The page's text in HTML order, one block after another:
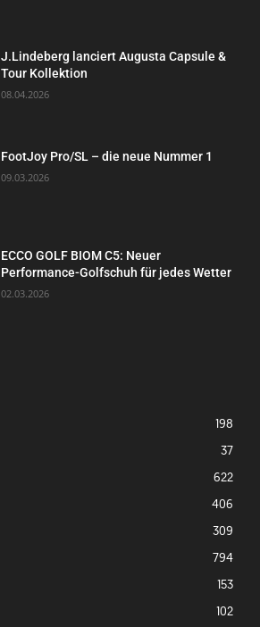
J.Lindeberg lanciert Augusta Capsule &
Tour Kollektion
08.04.2026
FootJoy Pro/SL – die neue Nummer 1
09.03.2026
ECCO GOLF BIOM C5: Neuer
Performance-Golfschuh für jedes Wetter
02.03.2026
198
37
622
406
309
794
153
102